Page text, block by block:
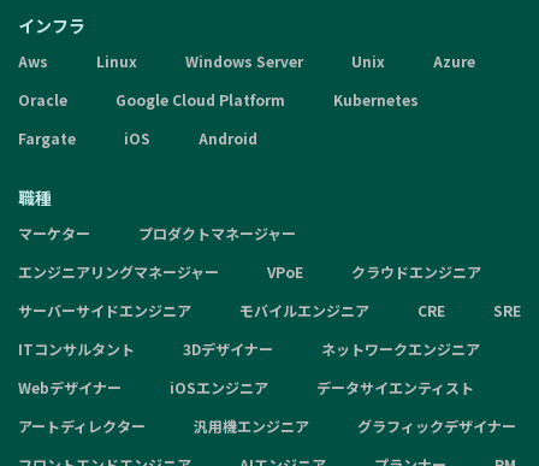
インフラ
Aws Linux Windows Server Unix
Azure
Oracle
Google Cloud Platform
Kubernetes
Fargate
iOS Android
職種
マーケター
プロダクトマネージャー
エンジニアリングマネージャー
VPoE
クラウドエンジニア
サーバーサイドエンジニア
モバイルエンジニア CRE
SRE
ITコンサルタント
3Dデザイナー
ネットワークエンジニア
Webデザイナー
iOSエンジニア
データサイエンティスト
アートディレクター
汎用機エンジニア
グラフィックデザイナー